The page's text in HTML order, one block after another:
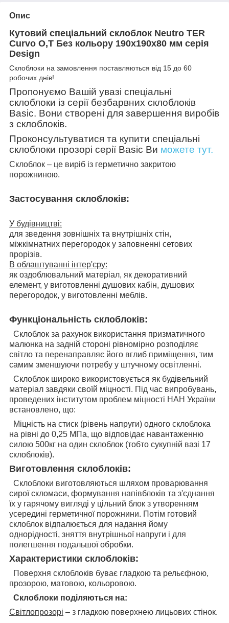
Опис
Кутовий спеціальний склоблок Neutro TER
Curvo O,Т Без кольору 190х190х80 мм серія
Design
Склоблоки на замовлення поставляються від 15 до 60
робочих днів!
Пропонуємо Вашій увазі спеціальні
склоблоки із серії безбарвних склоблоків
Basic. Вони створені для завершення виробів
з склоблоків.
Проконсультуватися та купити спеціальні
склоблоки прозорі серії Basic Ви можете тут.
Склоблок – це виріб із герметично закритою
порожниною.
Застосування склоблоків:
У будівництві:
для зведення зовнішніх та внутрішніх стін,
міжкімнатних перегородок у заповненні сетових
прорізів.
В облаштуванні інтер'єру:
як оздоблювальний матеріал, як декоративний
елемент, у виготовленні душових кабін, душових
перегородок, у виготовленні меблів.
Функціональність склоблоків:
Склоблок за рахунок використання призматичного
малюнка на задній стороні рівномірно розподіляє
світло та перенаправляє його вглиб приміщення, тим
самим зменшуючи потребу у штучному освітленні.
Склоблок широко використовується як будівельний
матеріал завдяки своїй міцності. Під час випробувань,
проведених інститутом проблем міцності НАН України
встановлено, що:
Міцність на стиск (рівень напруги) одного склоблока
на рівні до 0,25 МПа, що відповідає навантаженню
силою 500кг на один склоблок (тобто сукупній вазі 17
склоблоків).
Виготовлення склоблоків:
Склоблоки виготовляються шляхом проварювання
сирої скломаси, формування напівблоків та з'єднання
їх у гарячому вигляді у цільний блок з утворенням
усередині герметичної порожнини. Потім готовий
склоблок відпалюється для надання йому
однорідності, зняття внутрішньої напруги і для
полегшення подальшої обробки.
Характеристики склоблоків:
Поверхня склоблоків буває гладкою та рельєфною,
прозорою, матовою, кольоровою.
Склоблоки поділяються на:
Світлопрозорі – з гладкою поверхнею лицьових стінок.